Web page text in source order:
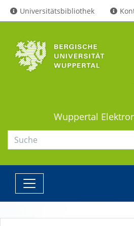
Universitätsbibliothek
Wuppertal